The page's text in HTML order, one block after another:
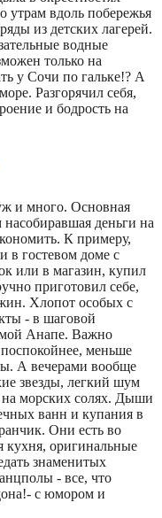
утрам вдоль побережья
из детских лагерей.
водные
только на
у Сочи по гальке!? А
Разгорячил себя,
и бодрость на
и много. Основная
деньги на
К примеру,
в гостевом доме с
или в магазин, купил
приготовил себе,
Хлопот особых с
- в шаговой
Анапе. Важно
меньше
А вечерами вообще
звезды, легкий шум
морских солях. Дыши
ванн и купания в
Они есть во
кухня, оригинальные
знаменитых
- все, что
с юмором и